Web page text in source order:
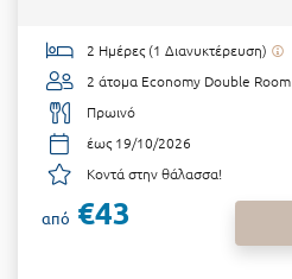
2 Ημέρες (1 Διανυκτέρευση)
2 άτομα Economy Double Room
Πρωινό
έως 19/10/2026
Κοντά στην θάλασσα!
από €43